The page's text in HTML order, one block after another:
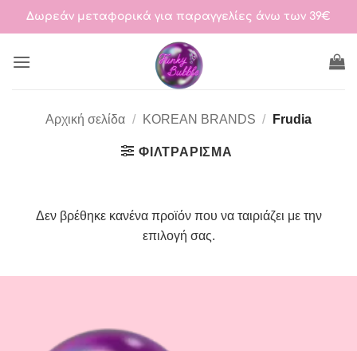
Μετάβαση
Δωρεάν μεταφορικά για παραγγελίες άνω των 39€
Αρχική σελίδα / KOREAN BRANDS / Frudia
ΦΙΛΤΡΆΡΙΣΜΑ
Δεν βρέθηκε κανένα προϊόν που να ταιριάζει με την
επιλογή σας.